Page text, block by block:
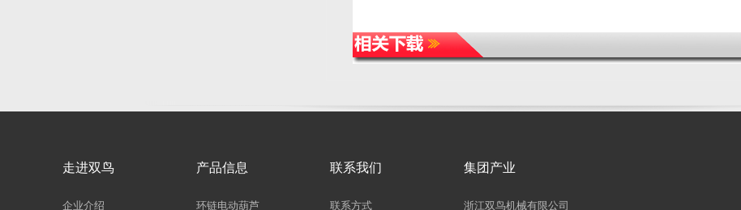
走进双鸟
企业介绍
产品信息
环链电动葫芦
联系我们
联系方式
集团产业
浙江双鸟机械有限公司